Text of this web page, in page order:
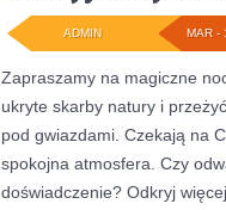
MAR -
ADMIN
Zapraszamy na magiczne
ukryte skarby natury i
pod gwiazdami. Czekają na
spokojna atmosfera. Czy
doświadczenie? Odkryj